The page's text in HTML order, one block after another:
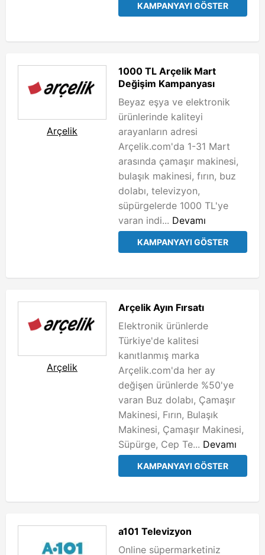
KAMPANYAYI GÖSTER
Arçelik
1000 TL Arçelik Mart
Değişim Kampanyası
Beyaz eşya ve elektronik
ürünlerinde kaliteyi
arayanların adresi
Arçelik.com'da 1-31 Mart
arasında çamaşır makinesi,
bulaşık makinesi, fırın, buz
dolabı, televizyon,
süpürgelerde 1000 TL'ye
varan indi... Devamı
KAMPANYAYI GÖSTER
Arçelik
Arçelik Ayın Fırsatı
Elektronik ürünlerde
Türkiye'de kalitesi
kanıtlanmış marka
Arçelik.com'da her ay
değişen ürünlerde %50'ye
varan Buz dolabı, Çamaşır
Makinesi, Fırın, Bulaşık
Makinesi, Çamaşır Makinesi,
Süpürge, Cep Te... Devamı
KAMPANYAYI GÖSTER
a101 Televizyon
Online süpermarketiniz